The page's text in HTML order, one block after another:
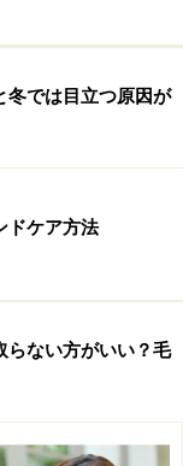
ダントの間でも
グ」なのです。
含ませたうがい
ラガラうがいで
冬では目立つ原因が
ドケア方法
らない方がいい？毛